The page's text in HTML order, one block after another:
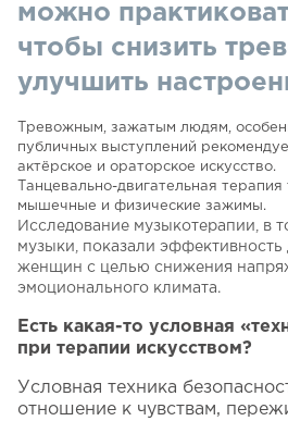
можно
чтобы снизить
улучшить
Тревожным, зажатым людям,
публичных выступлений
актёрское и ораторское искусство.
Танцевально-двигательная
мышечные и физические зажимы.
Исследование музыкотерапии, в
музыки, показали
женщин с целью снижения
эмоционального климата.
Есть какая-то условная
при терапии искусством?
Условная техника
отношение к чувствам,